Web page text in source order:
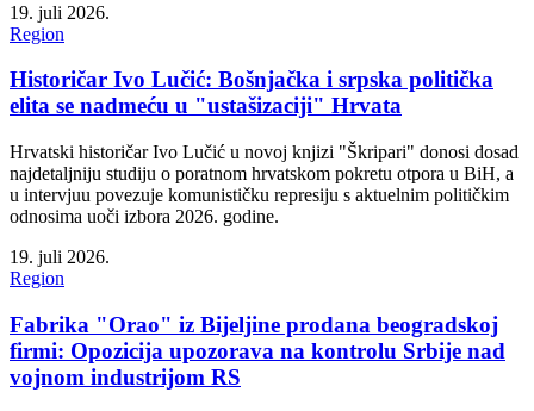
19. juli 2026.
Region
Historičar Ivo Lučić: Bošnjačka i srpska politička
elita se nadmeću u "ustašizaciji" Hrvata
Hrvatski historičar Ivo Lučić u novoj knjizi "Škripari" donosi dosad
najdetaljniju studiju o poratnom hrvatskom pokretu otpora u BiH, a
u intervjuu povezuje komunističku represiju s aktuelnim političkim
odnosima uoči izbora 2026. godine.
19. juli 2026.
Region
Fabrika "Orao" iz Bijeljine prodana beogradskoj
firmi: Opozicija upozorava na kontrolu Srbije nad
vojnom industrijom RS